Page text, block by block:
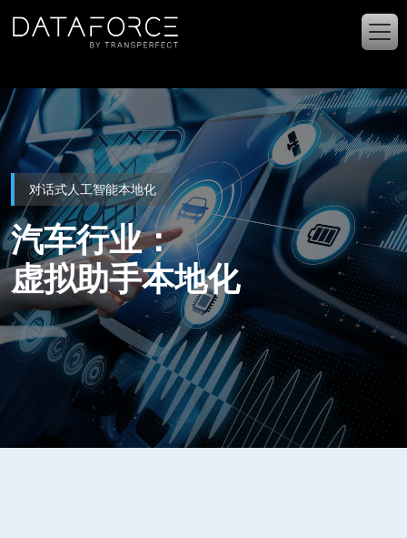
对话式人工智能本地化
汽车行业：
虚拟助手本地化